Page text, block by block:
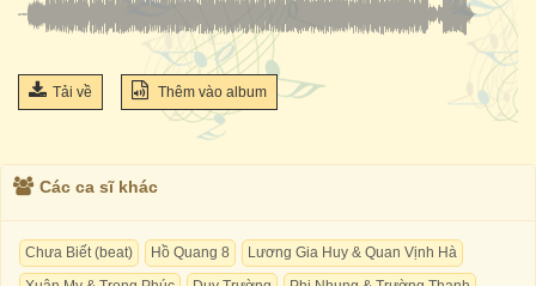
Tải về Thêm vào album
Các ca sĩ khác
Chưa Biết (beat) Hồ Quang 8
Lương Gia Huy & Quan Vịnh Hà